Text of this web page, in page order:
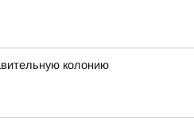
колонию